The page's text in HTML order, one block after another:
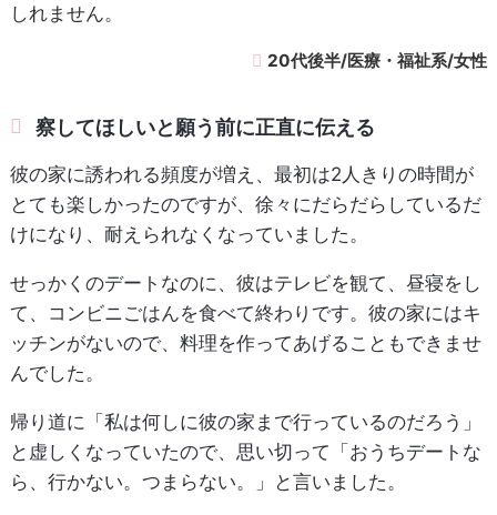
しれません。
20代後半/医療・福祉系/女性
察してほしいと願う前に正直に伝える
彼の家に誘われる頻度が増え、最初は2人きりの時間が
とても楽しかったのですが、徐々にだらだらしているだ
けになり、耐えられなくなっていました。
せっかくのデートなのに、彼はテレビを観て、昼寝をし
て、コンビニごはんを食べて終わりです。彼の家にはキ
ッチンがないので、料理を作ってあげることもできませ
んでした。
帰り道に「私は何しに彼の家まで行っているのだろう」
と虚しくなっていたので、思い切って「おうちデートな
ら、行かない。つまらない。」と言いました。